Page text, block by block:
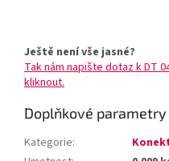
Ještě není vše jasné?
Tak nám napište dotaz k DT
kliknout.
Doplňkové parametry
Kategorie: